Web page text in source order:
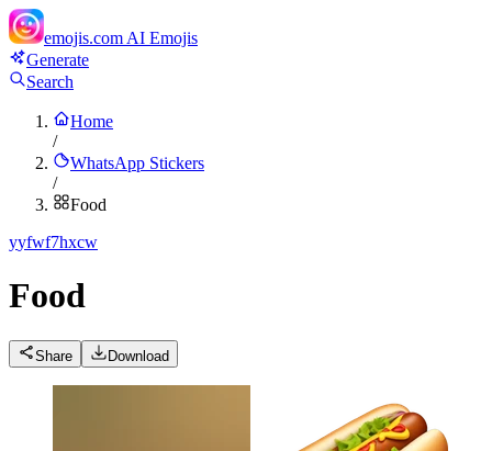
emojis.com AI Emojis
Generate
Search
Home
/
WhatsApp Stickers
/
Food
yyfwf7hxcw
Food
Share Download